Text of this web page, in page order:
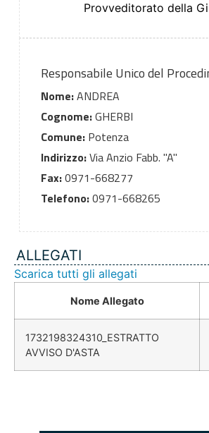
Provveditorato della
Responsabile Unico del
Nome:ANDREA
Cognome:GHERBI
Comune:Potenza
Indirizzo:Via Anzio Fabb. "A"
Fax:0971-668277
Telefono:0971-668265
ALLEGATI
Scarica tutti gli allegati
Nome Allegato
1732198324310_ESTRATTO
AVVISO D'ASTA